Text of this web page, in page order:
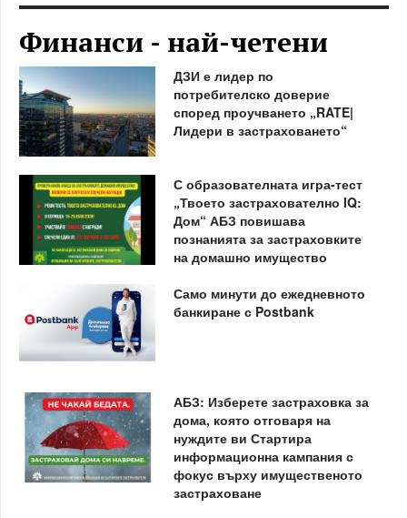
Финанси - най-четени
ДЗИ е лидер по
потребителско доверие
според проучването „RATE|
Лидери в застраховането“
С образователната игра-тест
„Твоето застрахователно IQ:
Дом“ АБЗ повишава
познанията за застраховките
на домашно имущество
Само минути до ежедневното
банкиране с Postbank
АБЗ: Изберете застраховка за
дома, която отговаря на
нуждите ви Стартира
информационна кампания с
фокус върху имущественото
застраховане